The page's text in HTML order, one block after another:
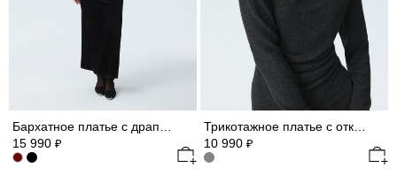
Бархатное платье с драпировками
15 990 ₽
Трикотажное платье с открытыми плечами
10 990 ₽